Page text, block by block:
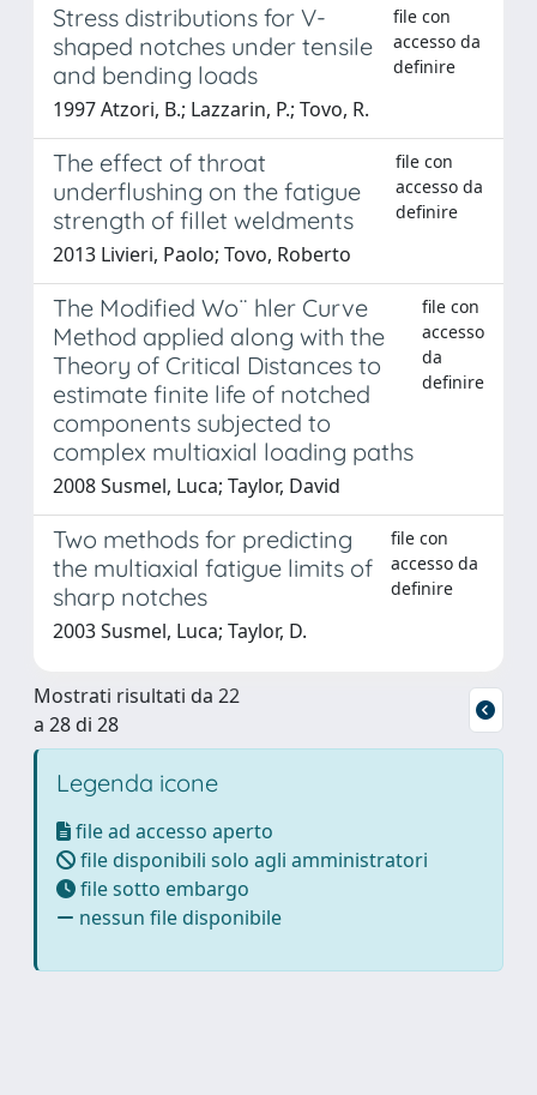
Stress distributions for V-
shaped notches under tensile
and bending loads
file con
accesso da
definire
1997 Atzori, B.; Lazzarin, P.; Tovo, R.
The effect of throat
underflushing on the fatigue
strength of fillet weldments
file con
accesso da
definire
2013 Livieri, Paolo; Tovo, Roberto
The Modified Wo¨ hler Curve
Method applied along with the
Theory of Critical Distances to
estimate finite life of notched
components subjected to
complex multiaxial loading paths
file con
accesso
da
definire
2008 Susmel, Luca; Taylor, David
Two methods for predicting
the multiaxial fatigue limits of
sharp notches
file con
accesso da
definire
2003 Susmel, Luca; Taylor, D.
Mostrati risultati da 22
a 28 di 28
Legenda icone
file ad accesso aperto
file disponibili solo agli amministratori
file sotto embargo
nessun file disponibile